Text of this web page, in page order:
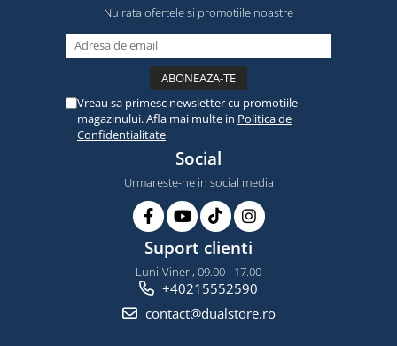
Nu rata ofertele si promotiile noastre
Vreau sa primesc newsletter cu promotiile
magazinului. Afla mai multe in Politica de
Confidentialitate
Social
Urmareste-ne in social media
Suport clienti
Luni-Vineri, 09.00 - 17.00
+40215552590
contact@dualstore.ro